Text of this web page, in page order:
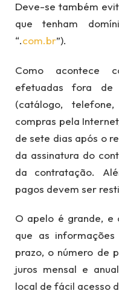
Deve-se também
que tenham
“.com.br”).
Como acontece
efetuadas fora de
(catálogo,
compras pela
de sete dias após o
da assinatura do
da contratação.
pagos devem ser
O apelo é grande, e
que as
prazo, o número de
juros mensal e
local de fácil acesso